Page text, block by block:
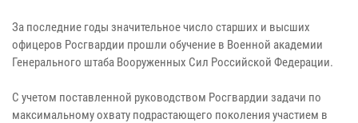
За последние годы значительное число старших и высших
офицеров Росгвардии прошли обучение в Военной академии
Генерального штаба Вооруженных Сил Российской Федерации.
С учетом поставленной руководством Росгвардии задачи по
максимальному охвату подрастающего поколения участием в